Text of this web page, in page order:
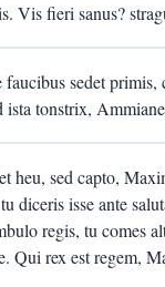
Vis fieri sanus?
faucibus sedet
ista tonstrix,
heu, sed capto,
diceris isse ante
regis, tu comes
Qui rex est regem,